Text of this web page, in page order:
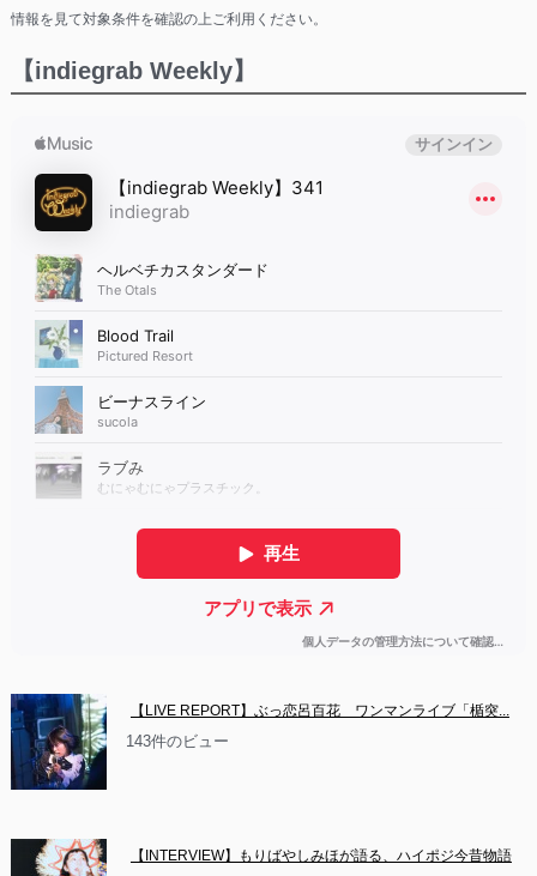
情報を見て対象条件を確認の上ご利用ください。
【indiegrab Weekly】
【LIVE REPORT】ぶっ恋呂百花　ワンマンライブ「楯突...
143件のビュー
【INTERVIEW】もりばやしみほが語る、ハイポジ今昔物語